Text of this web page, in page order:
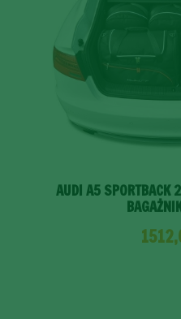
AUDI A5 SPORTBACK